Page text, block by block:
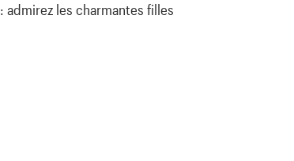
admirez les charmantes filles